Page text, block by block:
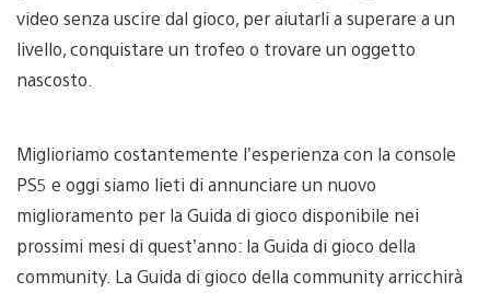
video senza uscire dal gioco, per aiutarli a superare a un
livello, conquistare un trofeo o trovare un oggetto
nascosto.
Miglioriamo costantemente l’esperienza con la console
PS5 e oggi siamo lieti di annunciare un nuovo
miglioramento per la Guida di gioco disponibile nei
prossimi mesi di quest’anno: la Guida di gioco della
community. La Guida di gioco della community arricchirà